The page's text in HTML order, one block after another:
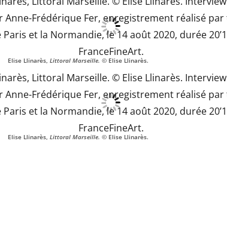
Elise Llinarès, Littoral Marseille. © Elise Llinarès.
Elise Llinarès, Littoral Marseille. © Elise Llinarès.